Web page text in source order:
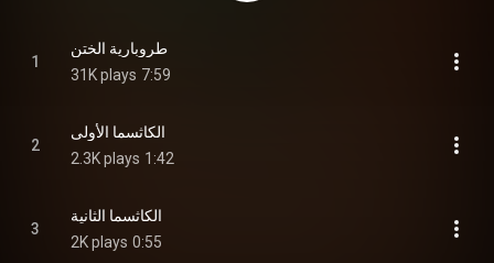
1
طروبارية الختن
31K plays 7:59
2
الكاثسما الأولى
2.3K plays 1:42
3
الكاثسما الثانية
2K plays 0:55